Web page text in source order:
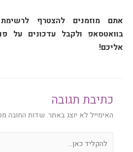
אתם מוזמנים להצטרף
בוואטסאפ ולקבל עדכונים על
אליכם!
כתיבת תגובה
האימייל לא יוצג באתר. שדות החובה
כאן...